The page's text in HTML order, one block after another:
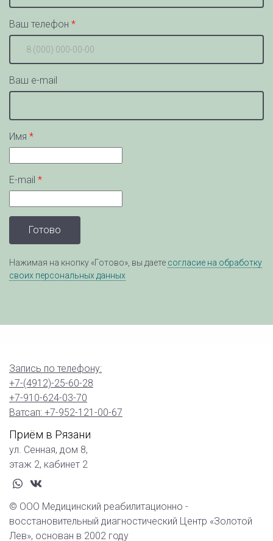
Ваш телефон
Ваш e-mail
Имя
E-mail
Нажимая на кнопку «Готово», вы даете согласие на обработку
своих персональных данных
Запись по телефону:
+7-(4912)-25-60-28
+7-910-624-03-70
Ватсап: +7-952-121-00-67
Приём в Рязани
ул. Сенная, дом 8,
этаж 2, кабинет 2
whatsapp
vk
© ООО Медицинский реабилитационно -
восстановительный диагностический Центр «Золотой
Лев», основан в 2002 году